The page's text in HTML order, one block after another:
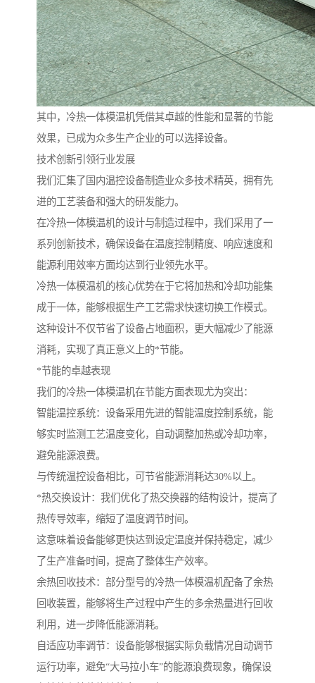
其中，冷热一体模温机凭借其卓越的性能和显著的节能
效果，已成为众多生产企业的可以选择设备。
技术创新引领行业发展
我们汇集了国内温控设备制造业众多技术精英，拥有先
进的工艺装备和强大的研发能力。
在冷热一体模温机的设计与制造过程中，我们采用了一
系列创新技术，确保设备在温度控制精度、响应速度和
能源利用效率方面均达到行业领先水平。
冷热一体模温机的核心优势在于它将加热和冷却功能集
成于一体，能够根据生产工艺需求快速切换工作模式。
这种设计不仅节省了设备占地面积，更大幅减少了能源
消耗，实现了真正意义上的*节能。
*节能的卓越表现
我们的冷热一体模温机在节能方面表现尤为突出：
智能温控系统：设备采用先进的智能温度控制系统，能
够实时监测工艺温度变化，自动调整加热或冷却功率，
避免能源浪费。
与传统温控设备相比，可节省能源消耗达30%以上。
*热交换设计：我们优化了热交换器的结构设计，提高了
热传导效率，缩短了温度调节时间。
这意味着设备能够更快达到设定温度并保持稳定，减少
了生产准备时间，提高了整体生产效率。
余热回收技术：部分型号的冷热一体模温机配备了余热
回收装置，能够将生产过程中产生的多余热量进行回收
利用，进一步降低能源消耗。
自适应功率调节：设备能够根据实际负载情况自动调节
运行功率，避免“大马拉小车”的能源浪费现象，确保设